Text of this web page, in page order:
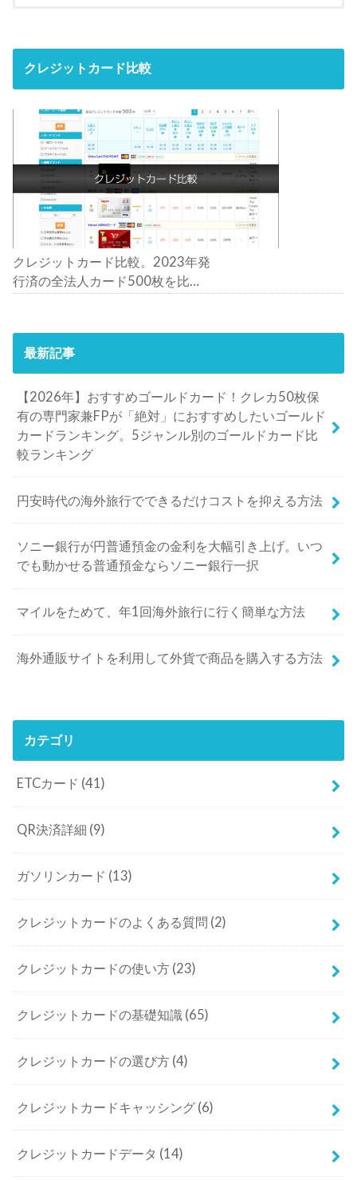
クレジットカード比較
クレジットカード比較。2023年発
行済の全法人カード500枚を比
最新記事
【2026年】おすすめゴールドカード！クレカ50枚保
有の専門家兼FPが「絶対」におすすめしたいゴールド
カードランキング。5ジャンル別のゴールドカード比
較ランキング
円安時代の海外旅行でできるだけコストを抑える方法
ソニー銀行が円普通預金の金利を大幅引き上げ。いつ
でも動かせる普通預金ならソニー銀行一択
マイルをためて、年1回海外旅行に行く簡単な方法
海外通販サイトを利用して外貨で商品を購入する方法
カテゴリ
ETCカード (41)
QR決済詳細 (9)
ガソリンカード (13)
クレジットカードのよくある質問 (2)
クレジットカードの使い方 (23)
クレジットカードの基礎知識 (65)
クレジットカードの選び方 (4)
クレジットカードキャッシング (6)
クレジットカードデータ (14)